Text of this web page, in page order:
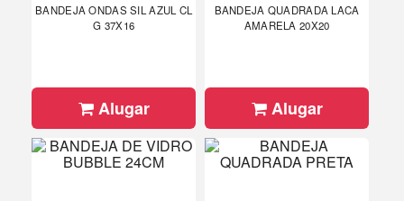
BANDEJA ONDAS SIL AZUL CL
G 37X16
Alugar
BANDEJA QUADRADA LACA
AMARELA 20X20
Alugar